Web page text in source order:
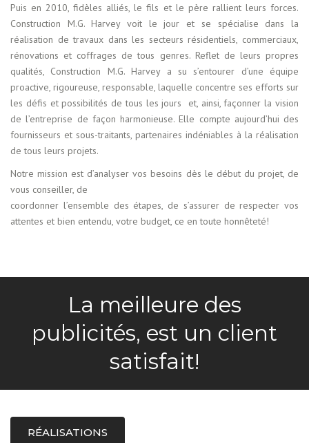
Puis en 2010, fidèles alliés, le fils et le père rallient leurs forces.
Construction M.G. Harvey voit le jour et se spécialise dans la
réalisation de travaux dans les secteurs résidentiels, commerciaux,
rénovations et coffrages de tous genres. Reflet de leurs propres
qualités, Construction M.G. Harvey a su s’entourer d’une équipe
proactive, rigoureuse, responsable, laquelle concentre ses efforts sur
les défis et possibilités de tous les jours et, ainsi, façonner la vision
de l’entreprise de façon harmonieuse. Elle compte aujourd’hui des
fournisseurs et sous-traitants, partenaires indéniables à la réalisation
de tous leurs projets.
Notre mission est d’analyser vos besoins dès le début du projet, de
vous conseiller, de
coordonner l’ensemble des étapes, de s’assurer de respecter vos
attentes et bien entendu, votre budget, ce en toute honnêteté!
La meilleure des
publicités, est un client
satisfait!
RÉALISATIONS